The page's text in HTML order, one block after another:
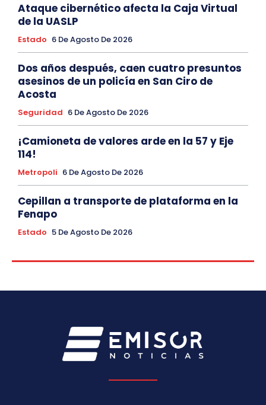
Ataque cibernético afecta la Caja Virtual
de la UASLP
Estado 6 De Agosto De 2026
Dos años después, caen cuatro presuntos
asesinos de un policía en San Ciro de
Acosta
Seguridad 6 De Agosto De 2026
¡Camioneta de valores arde en la 57 y Eje
114!
Metropoli 6 De Agosto De 2026
Cepillan a transporte de plataforma en la
Fenapo
Estado 5 De Agosto De 2026